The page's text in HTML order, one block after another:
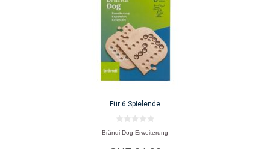
Für 6 Spielende
0
v
Brändi Dog Erweiterung